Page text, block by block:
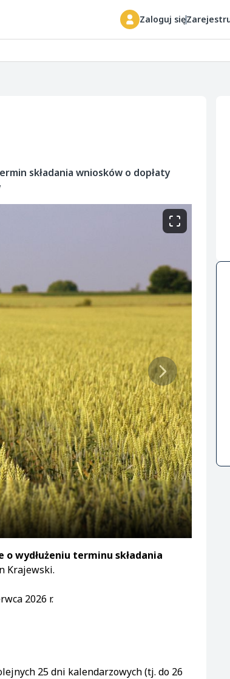
Zaloguj się
składania wniosków o dopłaty
wydłużeniu terminu składania
Krajewski.
2026 r.
25 dni kalendarzowych (tj. do 26
Kupię
PROMOWANE
Kupimy truskawki na sok /
zdrowe/ - 4 zł/kg . . Wiśnie 18+ w
cenie 5 zł/kg. Borówkę -8,5 zł
Do uzgodnienia